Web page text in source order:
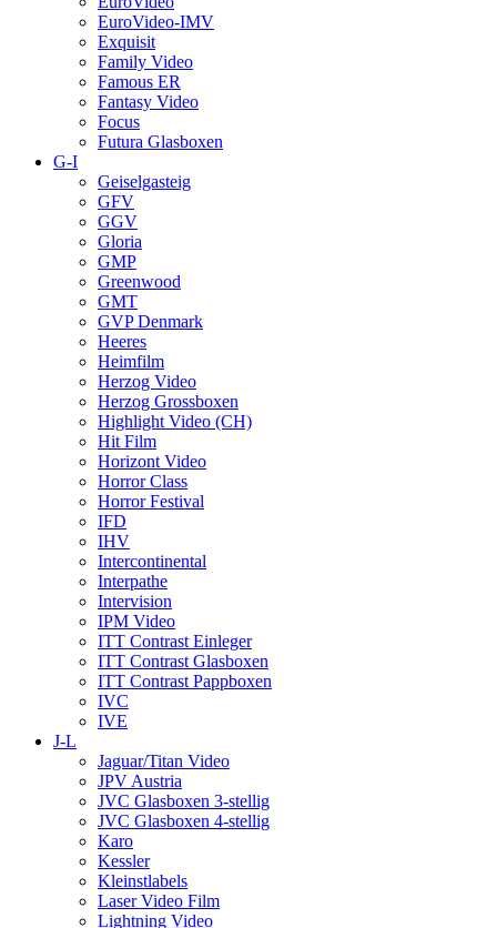
EuroVideo-IMV
Exquisit
Family Video
Famous ER
Fantasy Video
Focus
Futura Glasboxen
G-I
Geiselgasteig
GFV
GGV
Gloria
GMP
Greenwood
GMT
GVP Denmark
Heeres
Heimfilm
Herzog Video
Herzog Grossboxen
Highlight Video (CH)
Hit Film
Horizont Video
Horror Class
Horror Festival
IFD
IHV
Intercontinental
Interpathe
Intervision
IPM Video
ITT Contrast Einleger
ITT Contrast Glasboxen
ITT Contrast Pappboxen
IVC
IVE
J-L
Jaguar/Titan Video
JPV Austria
JVC Glasboxen 3-stellig
JVC Glasboxen 4-stellig
Karo
Kessler
Kleinstlabels
Laser Video Film
Lightning Video